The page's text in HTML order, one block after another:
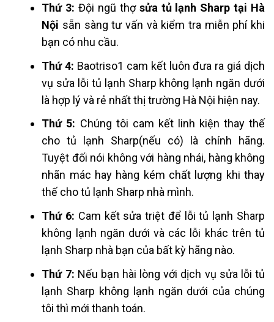
Thứ 3: Đội ngũ thợ sửa tủ lạnh Sharp tại Hà
Nội sẵn sàng tư vấn và kiểm tra miễn phí khi
bạn có nhu cầu.
Thứ 4: Baotriso1 cam kết luôn đưa ra giá dịch
vụ sửa lỗi tủ lạnh Sharp không lạnh ngăn dưới
là hợp lý và rẻ nhất thị trường Hà Nội hiện nay.
Thứ 5: Chúng tôi cam kết linh kiện thay thế
cho tủ lạnh Sharp(nếu có) là chính hãng.
Tuyệt đối nói không với hàng nhái, hàng không
nhãn mác hay hàng kém chất lượng khi thay
thế cho tủ lạnh Sharp nhà mình.
Thứ 6: Cam kết sửa triệt để lỗitủ lạnh Sharp
không lạnh ngăn dưới và các lỗi khác trên tủ
lạnh Sharp nhà bạn của bất kỳ hãng nào.
Thứ 7: Nếu bạn hài lòng với dịch vụ sửa lỗitủ
lạnh Sharp không lạnh ngăn dưới của chúng
tôi thì mới thanh toán.